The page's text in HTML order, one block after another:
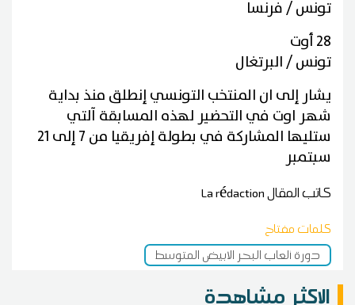
تونس / فرنسا
28 أوت
تونس / البرتغال
يشار إلى ان المنتخب التونسي إنطلق منذ بداية
شهر اوت في التحضير لهذه المسابقة آلتي
ستليها المشاركة في بطولة إفريقيا من 7 إلى 21
سبتمبر
كاتب المقالLa rédaction
كلمات مفتاح
دورة ألعاب البحر الابيض المتوسط
الاكثر مشاهدة